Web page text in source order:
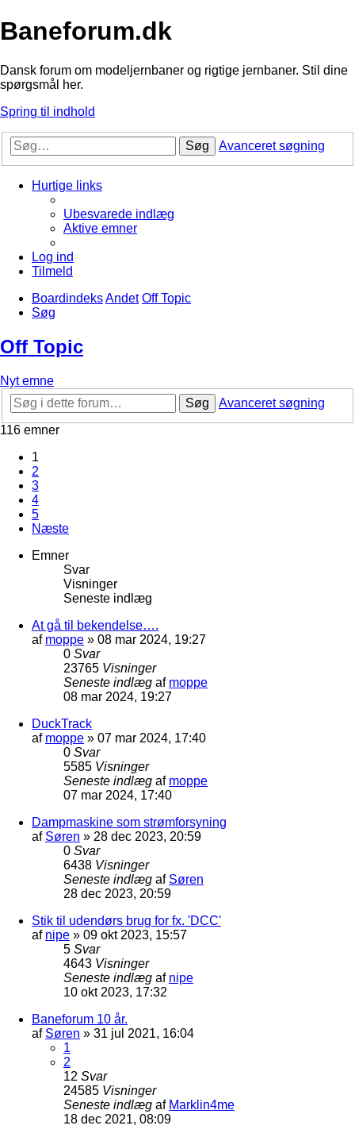
Baneforum.dk
Dansk forum om modeljernbaner og rigtige jernbaner. Stil dine
spørgsmål her.
Spring til indhold
Søg Avanceret søgning
Hurtige links
Ubesvarede indlæg
Aktive emner
Log ind
Tilmeld
BoardindeksAndet Off Topic
Søg
Off Topic
Nyt emne
Søg
Avanceret søgning
116 emner
1
2
3
4
5
Næste
Emner
Svar
Visninger
Seneste indlæg
At gå til bekendelse….
af moppe » 08 mar 2024, 19:27
0 Svar
23765 Visninger
Seneste indlæg af moppe
08 mar 2024, 19:27
DuckTrack
af moppe » 07 mar 2024, 17:40
0 Svar
5585 Visninger
Seneste indlæg af moppe
07 mar 2024, 17:40
Dampmaskine som strømforsyning
af Søren » 28 dec 2023, 20:59
0 Svar
6438 Visninger
Seneste indlæg af Søren
28 dec 2023, 20:59
Stik til udendørs brug for fx. 'DCC'
af nipe » 09 okt 2023, 15:57
5 Svar
4643 Visninger
Seneste indlæg af nipe
10 okt 2023, 17:32
Baneforum 10 år.
af Søren » 31 jul 2021, 16:04
1
2
12 Svar
24585 Visninger
Seneste indlæg af Marklin4me
18 dec 2021, 08:09